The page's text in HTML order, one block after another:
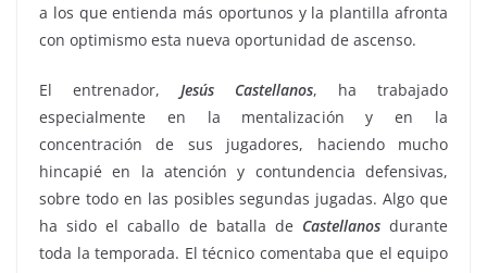
a los que entienda más oportunos y la plantilla afronta
con optimismo esta nueva oportunidad de ascenso.
El entrenador, Jesús Castellanos, ha trabajado
especialmente en la mentalización y en la
concentración de sus jugadores, haciendo mucho
hincapié en la atención y contundencia defensivas,
sobre todo en las posibles segundas jugadas. Algo que
ha sido el caballo de batalla de Castellanosdurante
toda la temporada. El técnico comentaba que el equipo